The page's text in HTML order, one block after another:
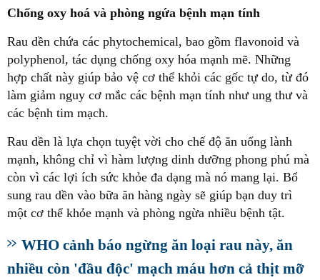
Chống oxy hoá và phòng ngứa bệnh mạn tính
Rau dền chứa các phytochemical, bao gồm flavonoid và
polyphenol, tác dụng chống oxy hóa mạnh mẽ. Những
hợp chất này giúp bảo vệ cơ thể khỏi các gốc tự do, từ đó
làm giảm nguy cơ mắc các bệnh mạn tính như ung thư và
các bệnh tim mạch.
Rau dền là lựa chọn tuyệt vời cho chế độ ăn uống lành
mạnh, không chỉ vì hàm lượng dinh dưỡng phong phú mà
còn vì các lợi ích sức khỏe đa dạng mà nó mang lại. Bổ
sung rau dền vào bữa ăn hàng ngày sẽ giúp bạn duy trì
một cơ thể khỏe mạnh và phòng ngừa nhiều bệnh tật.
WHO cảnh báo ngừng ăn loại rau này, ăn
nhiều còn 'đầu độc' mạch máu hơn cả thịt mỡ